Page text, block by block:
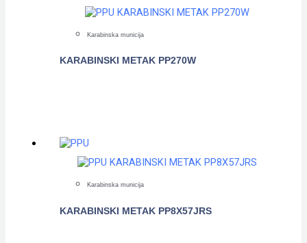
Karabinska municija
KARABINSKI METAK PP270W
Karabinska municija
KARABINSKI METAK PP8X57JRS